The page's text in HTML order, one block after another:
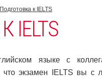
Подготовка к IELTS
IELTS
языке с
экзамен IELTS вы с